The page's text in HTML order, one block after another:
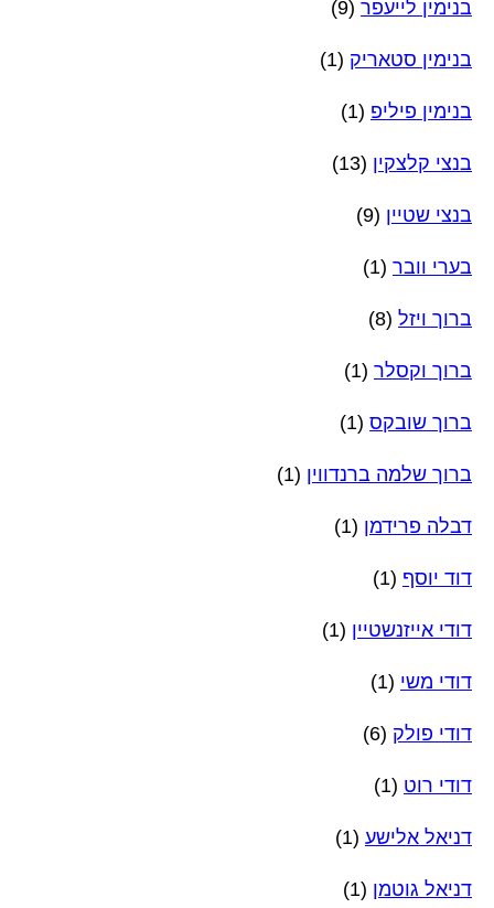
בנימין לייעפר (9)
בנימין סטאריק (1)
בנימין פיליפ (1)
בנצי קלצקין (13)
בנצי שטיין (9)
בערי וובר (1)
ברוך ויזל (8)
ברוך וקסלר (1)
ברוך שובקס (1)
ברוך שלמה ברנדווין (1)
דבלה פרידמן (1)
דוד יוסף (1)
דודי אייזנשטיין (1)
דודי משי (1)
דודי פולק (6)
דודי רוט (1)
דניאל אלישע (1)
דניאל גוטמן (1)